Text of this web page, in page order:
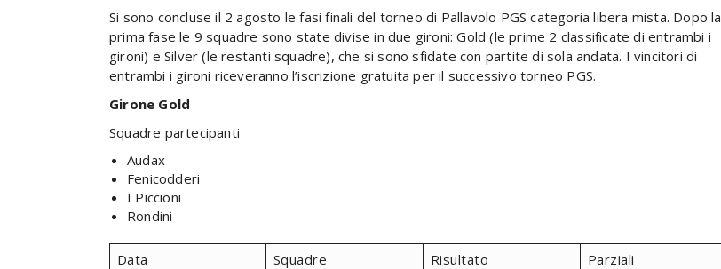
Si sono concluse il 2 agosto le fasi finali del torneo di Pallavolo PGS categoria libera mista. Dopo la
prima fase le 9 squadre sono state divise in due gironi: Gold (le prime 2 classificate di entrambi i
gironi) e Silver (le restanti squadre), che si sono sfidate con partite di sola andata. I vincitori di
entrambi i gironi riceveranno l’iscrizione gratuita per il successivo torneo PGS.
Girone Gold
Squadre partecipanti
Audax
Fenicodderi
I Piccioni
Rondini
Data Squadre Risultato Parziali